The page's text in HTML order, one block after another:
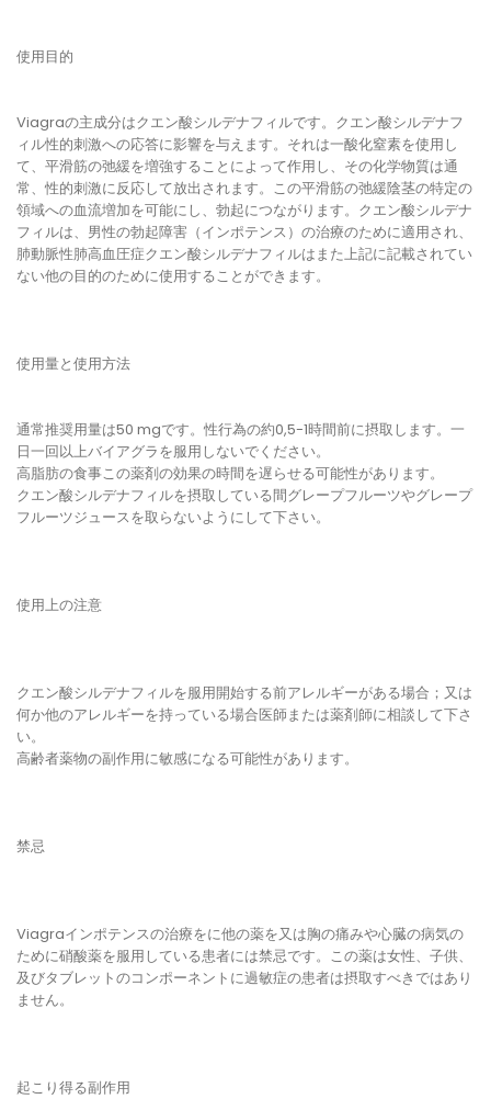
使用目的
Viagraの主成分はクエン酸シルデナフィルです。クエン酸シルデナフ
ィル性的刺激への応答に影響を与えます。それは一酸化窒素を使用し
て、平滑筋の弛緩を増強することによって作用し、その化学物質は通
常、性的刺激に反応して放出されます。この平滑筋の弛緩陰茎の特定の
領域への血流増加を可能にし、勃起につながります。クエン酸シルデナ
フィルは、男性の勃起障害（インポテンス）の治療のために適用され、
肺動脈性肺高血圧症クエン酸シルデナフィルはまた上記に記載されてい
ない他の目的のために使用することができます。
使用量と使用方法
通常推奨用量は50 mgです。性行為の約0,5-1時間前に摂取します。一
日一回以上バイアグラを服用しないでください。
高脂肪の食事この薬剤の効果の時間を遅らせる可能性があります。
クエン酸シルデナフィルを摂取している間グレープフルーツやグレープ
フルーツジュースを取らないようにして下さい。
使用上の注意
クエン酸シルデナフィルを服用開始する前アレルギーがある場合；又は
何か他のアレルギーを持っている場合医師または薬剤師に相談して下さ
い。
高齢者薬物の副作用に敏感になる可能性があります。
禁忌
Viagraインポテンスの治療をに他の薬を又は胸の痛みや心臓の病気の
ために硝酸薬を服用している患者には禁忌です。この薬は女性、子供、
及びタブレットのコンポーネントに過敏症の患者は摂取すべきではあり
ません。
起こり得る副作用